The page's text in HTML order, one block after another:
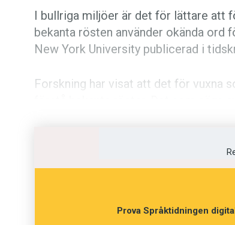
I bullriga miljöer är det för lättare att
bekanta rösten använder okända ord
New York University publicerad i
Forskning har visat att det för vuxna
fick de i olika miljöer lyssna till både
Prova Språktidningen